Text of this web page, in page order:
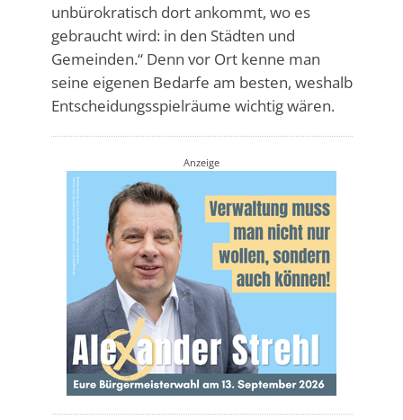
unbürokratisch dort ankommt, wo es
gebraucht wird: in den Städten und
Gemeinden.“ Denn vor Ort kenne man
seine eigenen Bedarfe am besten, weshalb
Entscheidungsspielräume wichtig wären.
Anzeige